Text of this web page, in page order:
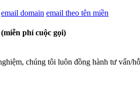
email domain email theo tên miền
phí cuộc gọi)
chúng tôi luôn đồng hành tư vấn/